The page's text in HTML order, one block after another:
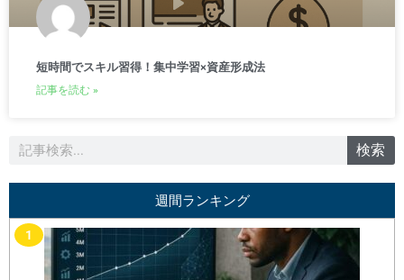
短時間でスキル習得！集中学習×資産形成法
記事を読む »
検
検索
週間ランキング
1